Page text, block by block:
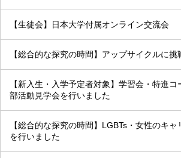
【生徒会】日本大学付属オンライン交流会
【総合的な探究の時間】アップサイクルに挑
【新入生・入学予定者対象】学習会・特進コ
部活動見学会を行いました
【総合的な探究の時間】LGBTs・女性のキ
を行いました